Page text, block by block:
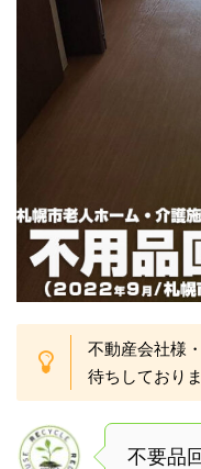
不動産会社様
待ちしておりま
不要品